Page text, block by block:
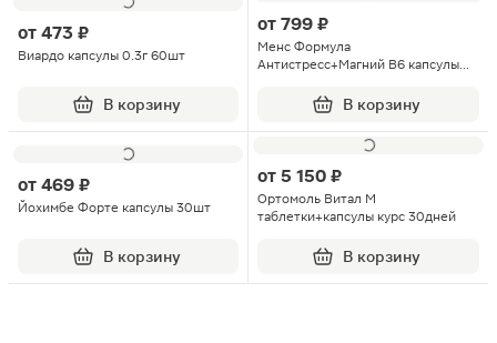
от 473 ₽
Виардо капсулы 0.3г 60шт
В корзину
от 799 ₽
Менс Формула
Антистресс+Магний В6 капсулы
В корзину
от 469 ₽
Йохимбе Форте капсулы 30шт
В корзину
от 5 150 ₽
Ортомоль Витал М
таблетки+капсулы курс 30дней
В корзину